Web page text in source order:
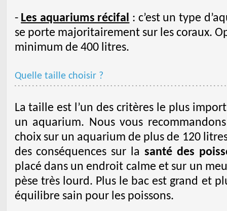
- Les aquariums récifal : c’est un type
se porte majoritairement sur les coraux.
minimum de 400 litres.
Quelle taille choisir ?
La taille est l’un des critères le plus
un aquarium. Nous vous
choix sur un aquarium de plus de 120
des conséquences sur lasanté des
placé dans un endroit calme et sur un
pèse très lourd. Plus le bac est grand et
équilibre sain pour les poissons.